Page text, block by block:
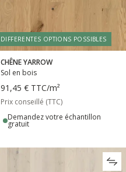
DIFFERENTES OPTIONS POSSIBLES
CHÊNE YARROW
Sol en bois
91,45 € TTC/m²
Prix conseillé (TTC)
Demandez votre échantillon
gratuit